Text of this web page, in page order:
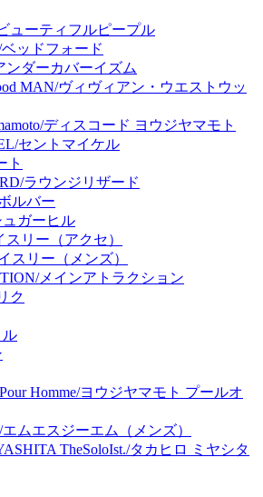
ューティフルピープル
ッドフォード
ンダーカバーイズム
MAN/ヴィヴィアン・ウエストウッ
ディスコード ヨウジヤマモト
セントマイケル
ト
ラウンジリザード
ルバー
ガーヒル
リー（アクセ）
スリー（メンズ）
メインアトラクション
ク
Homme/ヨウジヤマモト プールオ
ムエスジーエム（メンズ）
TheSoloIst./タカヒロ ミヤシタ